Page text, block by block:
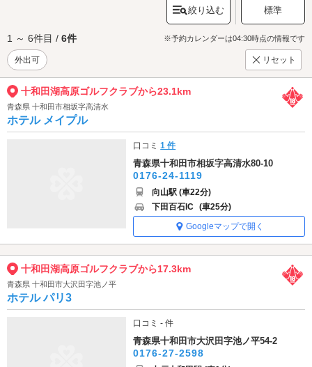
絞り込む 標準
1 ～ 6件目 / 6件 ※予約カレンダーは04:30時点の情報です
外出可 リセット
十和田湖高原ゴルフクラブから23.1km
青森県 十和田市相坂字高清水
ホテル メイプル
口コミ1 件
青森県十和田市相坂字高清水80-10
0176-24-1119
向山駅 (車22分)
下田百石IC (車25分)
Googleマップで開く
十和田湖高原ゴルフクラブから17.3km
青森県 十和田市大沢田字池ノ平
ホテル パリ3
口コミ - 件
青森県十和田市大沢田字池ノ平54-2
0176-27-2598